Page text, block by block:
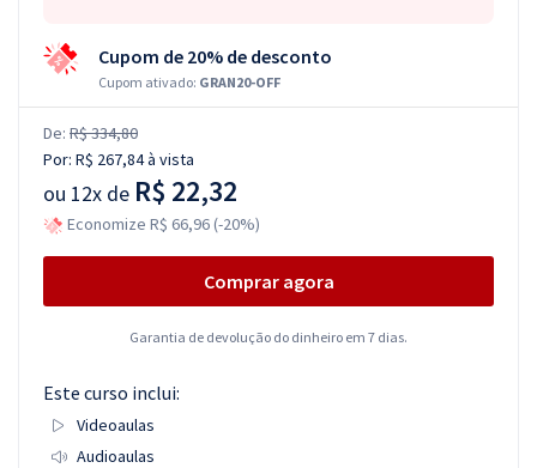
Cupom de 20% de desconto
Cupom ativado: GRAN20-OFF
De: R$ 334,80
Por: R$ 267,84à vista
ou 12x de R$ 22,32
Economize R$ 66,96 (-20%)
Comprar agora
Garantia de devolução do dinheiro em 7 dias.
Este curso inclui:
Videoaulas
Audioaulas